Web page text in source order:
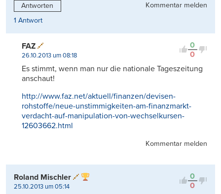
Antworten
Kommentar melden
1 Antwort
0
0
FAZ
26.10.2013 um 08:18
Es stimmt, wenn man nur die nationale Tageszeitung
anschaut!
http://www.faz.net/aktuell/finanzen/devisen-
rohstoffe/neue-unstimmigkeiten-am-finanzmarkt-
verdacht-auf-manipulation-von-wechselkursen-
12603662.html
Kommentar melden
0
0
Roland Mischler
25.10.2013 um 05:14